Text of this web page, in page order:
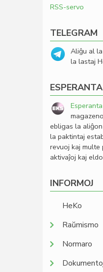
RSS-servo
TELEGRAM
Aliĝu al la
la lastaj
ebligas la
la paktintaj
revuoj kaj multe
aktivaĵoj kaj
INFORMOJ
HeKo
Raŭmismo
Normaro